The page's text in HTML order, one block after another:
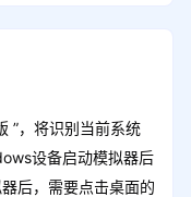
”，将识别当前系统
设备启动模拟器后
后，需要点击桌面的